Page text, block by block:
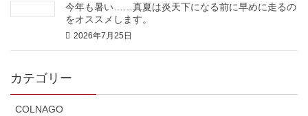
今年も暑い……真夏は炎天下になる前に早めに走るの
をオススメします。
2026年7月25日
カテゴリー
COLNAGO